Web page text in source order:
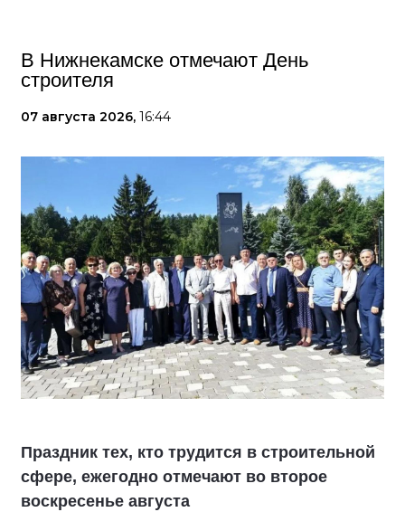
В Нижнекамске отмечают День
строителя
07 августа 2026, 16:44
Праздник тех, кто трудится в строительной
сфере, ежегодно отмечают во второе
воскресенье августа